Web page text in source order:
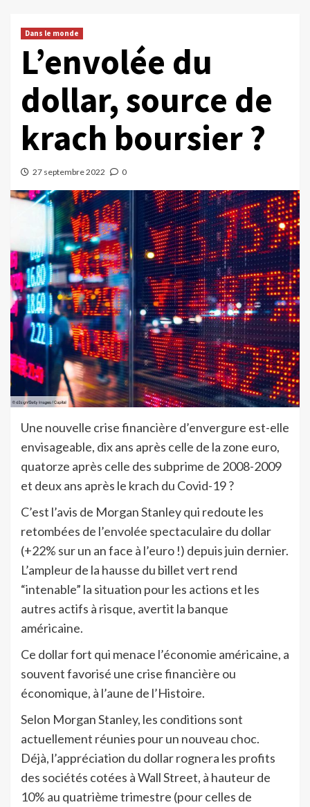
Dans le monde
L’envolée du
dollar, source de
krach boursier ?
27 septembre 2022 0
Une nouvelle crise financière d’envergure est-elle
envisageable, dix ans après celle de la zone euro,
quatorze après celle des subprime de 2008-2009
et deux ans après le krach du Covid-19 ?
C’est l’avis de Morgan Stanley qui redoute les
retombées de l’envolée spectaculaire du dollar
(+22% sur un an face à l’euro !) depuis juin dernier.
L’ampleur de la hausse du billet vert rend
“intenable” la situation pour les actions et les
autres actifs à risque, avertit la banque
américaine.
Ce dollar fort qui menace l’économie américaine, a
souvent favorisé une crise financière ou
économique, à l’aune de l’Histoire.
Selon Morgan Stanley, les conditions sont
actuellement réunies pour un nouveau choc.
Déjà, l’appréciation du dollar rognera les profits
des sociétés cotées à Wall Street, à hauteur de
10% au quatrième trimestre (pour celles de